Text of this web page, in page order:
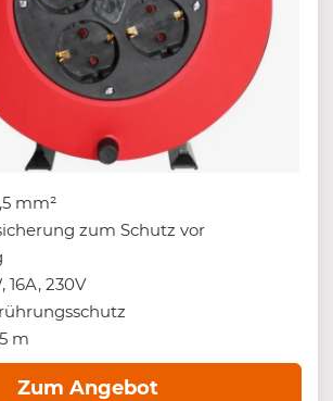
mm²
zum Schutz vor
16A, 230V
m
Zum Angebot